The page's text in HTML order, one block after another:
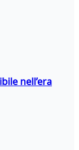
nell’era